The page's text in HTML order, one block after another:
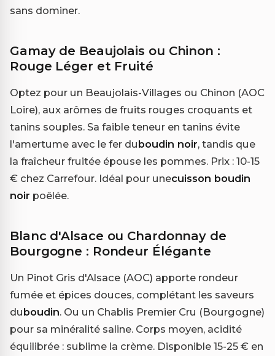
sans dominer.
Gamay de Beaujolais ou Chinon :
Rouge Léger et Fruité
Optez pour un Beaujolais-Villages ou Chinon (AOC
Loire), aux arômes de fruits rouges croquants et
tanins souples. Sa faible teneur en tanins évite
l'amertume avec le fer duboudin noir, tandis que
la fraîcheur fruitée épouse les pommes. Prix : 10-15
€ chez Carrefour. Idéal pour unecuisson boudin
noir poêlée.
Blanc d'Alsace ou Chardonnay de
Bourgogne : Rondeur Élégante
Un Pinot Gris d'Alsace (AOC) apporte rondeur
fumée et épices douces, complétant les saveurs
duboudin. Ou un Chablis Premier Cru (Bourgogne)
pour sa minéralité saline. Corps moyen, acidité
équilibrée : sublime la crème. Disponible 15-25 € en